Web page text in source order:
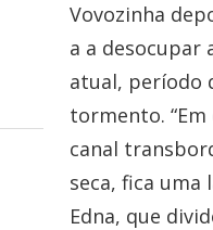
Vovozinha
a a desocupar
atual, período
tormento. “Em
canal
seca, fica uma
Edna, que